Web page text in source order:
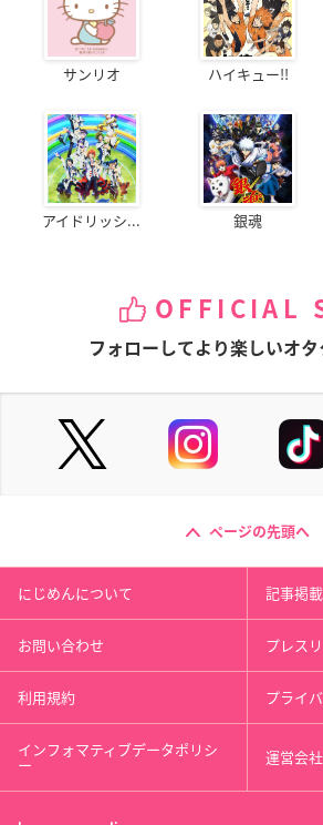
サンリオ ハイキュー!!
アイドリッシ... 銀魂
OFFICIAL
フォローしてより楽しいオタ
ページの先頭へ
にじめんについて 記事掲
お問い合わせ プレス
利用規約 プライ
インフォマティブデータポリシ
ー 運営会社